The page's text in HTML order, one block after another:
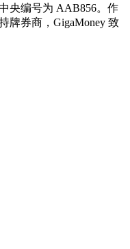
央编号为 AAB856。作
牌券商，GigaMoney 致